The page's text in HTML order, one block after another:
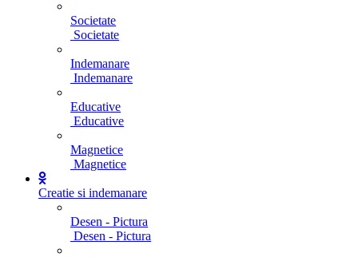
Societate
Societate
Indemanare
Indemanare
Educative
Educative
Magnetice
Magnetice
Creatie si indemanare
Desen - Pictura
Desen - Pictura